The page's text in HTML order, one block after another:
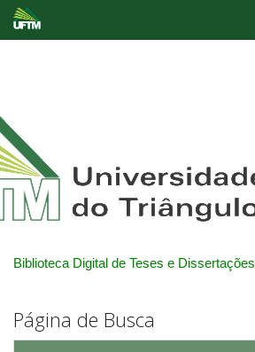
Biblioteca Digital de Teses e Dissertações
Página de Busca